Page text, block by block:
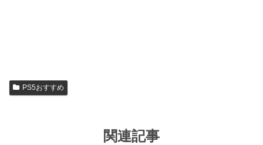
PS5おすすめ
関連記事